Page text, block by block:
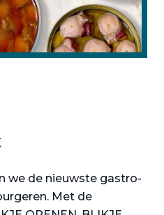
we de nieuwste gastro-
Met de